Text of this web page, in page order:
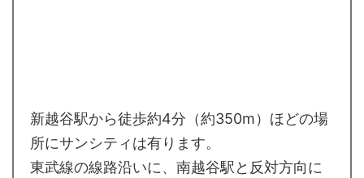
新越谷駅から徒歩約4分（約350m）ほどの場
所にサンシティは有ります。
東武線の線路沿いに、南越谷駅と反対方向に